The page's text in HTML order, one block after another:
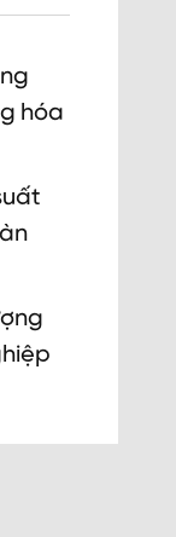
hóa